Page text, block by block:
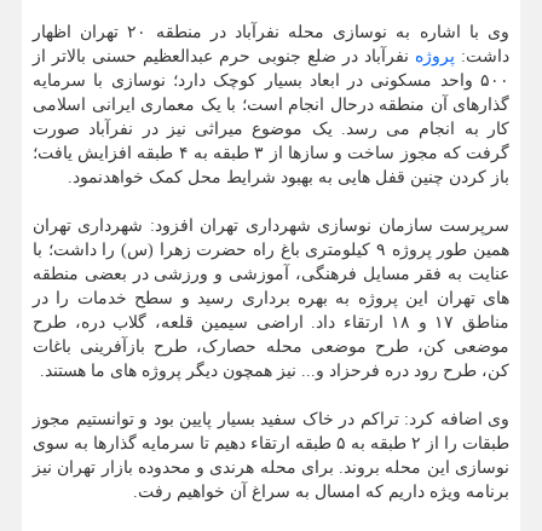
وی با اشاره به نوسازی محله نفرآباد در منطقه ۲۰ تهران اظهار
داشت: پروژه نفرآباد در ضلع جنوبی حرم عبدالعظیم حسنی بالاتر از
۵۰۰ واحد مسکونی در ابعاد بسیار کوچک دارد؛ نوسازی با سرمایه
گذارهای آن منطقه درحال انجام است؛ با یک معماری ایرانی اسلامی
کار به انجام می رسد. یک موضوع میراثی نیز در نفرآباد صورت
گرفت که مجوز ساخت و سازها از ۳ طبقه به ۴ طبقه افزایش یافت؛
باز کردن چنین قفل هایی به بهبود شرایط محل کمک خواهدنمود.
سرپرست سازمان نوسازی شهرداری تهران افزود: شهرداری تهران
همین طور پروژه ۹ کیلومتری باغ راه حضرت زهرا (س) را داشت؛ با
عنایت به فقر مسایل فرهنگی، آموزشی و ورزشی در بعضی منطقه
های تهران این پروژه به بهره برداری رسید و سطح خدمات را در
مناطق ۱۷ و ۱۸ ارتقاء داد. اراضی سیمین قلعه، گلاب دره، طرح
موضعی کن، طرح موضعی محله حصارک، طرح بازآفرینی باغات
کن، طرح رود دره فرحزاد و... نیز همچون دیگر پروژه های ما هستند.
وی اضافه کرد: تراکم در خاک سفید بسیار پایین بود و توانستیم مجوز
طبقات را از ۲ طبقه به ۵ طبقه ارتقاء دهیم تا سرمایه گذارها به سوی
نوسازی این محله بروند. برای محله هرندی و محدوده بازار تهران نیز
برنامه ویژه داریم که امسال به سراغ آن خواهیم رفت.